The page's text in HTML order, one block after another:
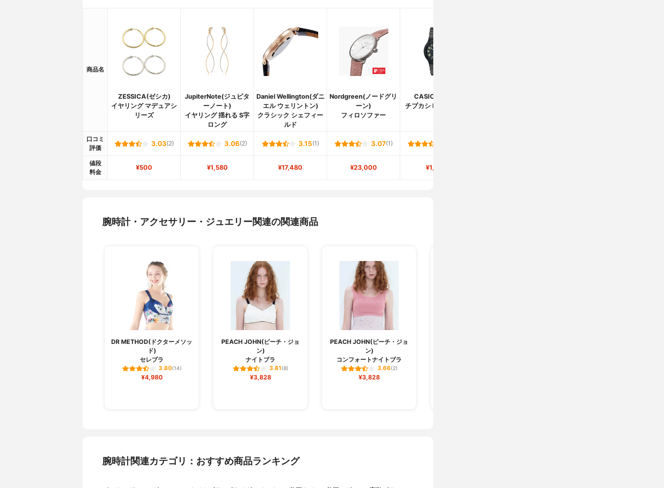
商品名
ZESSICA(ゼシカ)
イヤリング マデュアシ
リーズ
JupiterNote(ジュピタ
ーノート)
イヤリング 揺れる S字
ロング
Daniel Wellington(ダニ
エル ウェリントン)
クラシック シェフィー
ルド
Nordgreen(ノードグリ
ーン)
フィロソファー
CASIO(カシオ)
チプカシ MQ-24-1B2
口コミ
評価
3.03(2) 3.06(2) 3.15(1) 3.07(1)
値段
料金
¥500 ¥1,580 ¥17,480 ¥23,000 ¥1,240
腕時計・アクセサリー・ジュエリー関連の関連商品
DR METHOD(ドクターメソッ
ド)
セレブラ
3.80(14)
¥4,980
PEACH JOHN(ピーチ・ジョ
ン)
ナイトブラ
3.81(8)
¥3,828
PEACH JOHN(ピーチ・ジョ
ン)
コンフォートナイトブラ
3.66(2)
¥3,828
腕時計関連カテゴリ：おすすめ商品ランキング